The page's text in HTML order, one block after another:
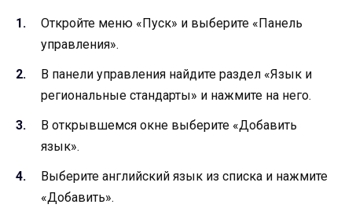
Откройте меню «Пуск» и выберите «Панель
управления».
В панели управления найдите раздел «Язык и
региональные стандарты» и нажмите на него.
В открывшемся окне выберите «Добавить
язык».
Выберите английский язык из списка и нажмите
«Добавить».